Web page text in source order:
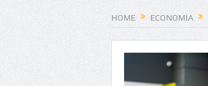
NEWS
HOME ECONOMIA